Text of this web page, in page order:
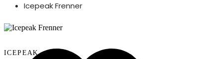
Icepeak Frenner
ICEPEAK